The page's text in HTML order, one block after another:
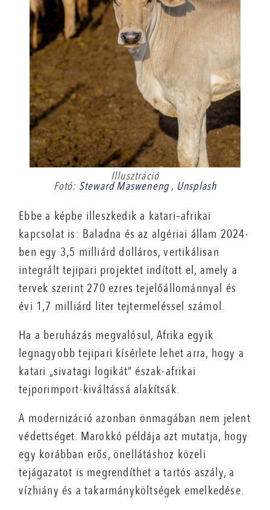
Illusztráció
Fotó: Steward Masweneng, Unsplash
Ebbe a képbe illeszkedik a katari–afrikai
kapcsolat is: Baladna és az algériai állam 2024-
ben egy 3,5 milliárd dolláros, vertikálisan
integrált tejipari projektet indított el, amely a
tervek szerint 270 ezres tejelőállománnyal és
évi 1,7 milliárd liter tejtermeléssel számol.
Ha a beruházás megvalósul, Afrika egyik
legnagyobb tejipari kísérlete lehet arra, hogy a
katari „sivatagi logikát” észak-afrikai
tejporimport-kiváltássá alakítsák.
A modernizáció azonban önmagában nem jelent
védettséget. Marokkó példája azt mutatja, hogy
egy korábban erős, önellátáshoz közeli
tejágazatot is megrendíthet a tartós aszály, a
vízhiány és a takarmányköltségek emelkedése.